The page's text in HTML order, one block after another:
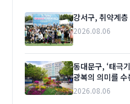
강서구, 취약계
2026.08.06
동대문구, ‘태극
광복의 의미를 수
2026.08.06